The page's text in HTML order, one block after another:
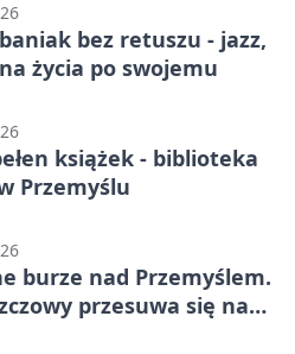
bez retuszu - jazz,
życia po swojemu
książek - biblioteka
Przemyślu
burze nad Przemyślem.
przesuwa się na